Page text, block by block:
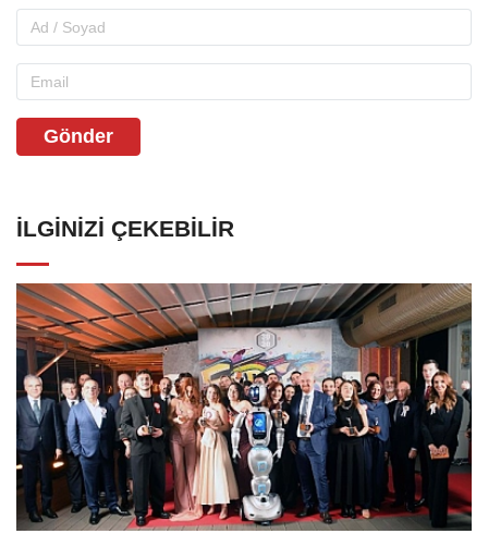
Gönder
İLGINIZI ÇEKEBILIR